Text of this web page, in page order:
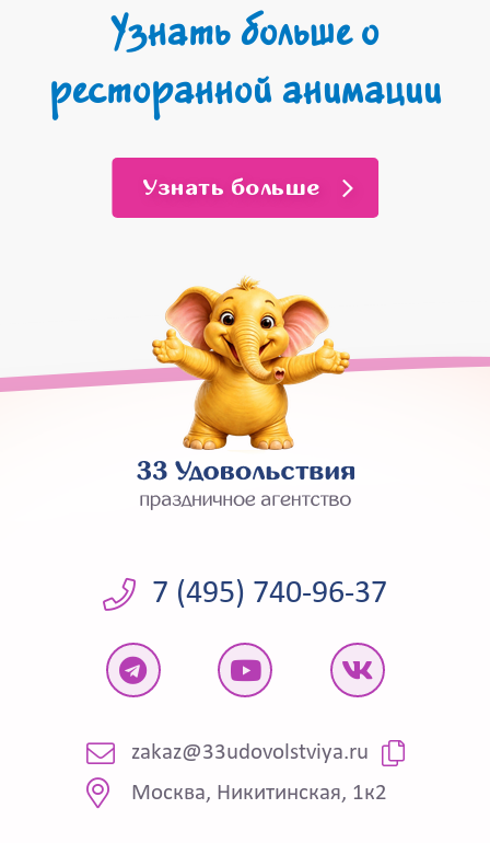
Узнать больше о
ресторанной анимации
Узнать больше
7 (495) 740-96-37
zakaz@33udovolstviya.ru
Москва, Никитинская, 1к2